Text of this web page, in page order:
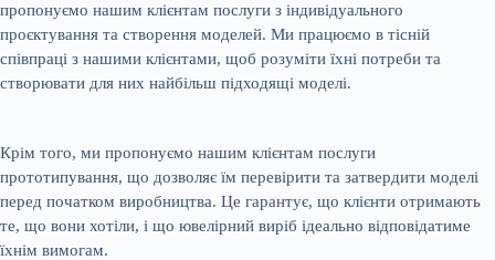
пропонуємо нашим клієнтам послуги з індивідуального
проєктування та створення моделей. Ми працюємо в тісній
співпраці з нашими клієнтами, щоб розуміти їхні потреби та
створювати для них найбільш підходящі моделі.
Крім того, ми пропонуємо нашим клієнтам послуги
прототипування, що дозволяє їм перевірити та затвердити моделі
перед початком виробництва. Це гарантує, що клієнти отримають
те, що вони хотіли, і що ювелірний виріб ідеально відповідатиме
їхнім вимогам.